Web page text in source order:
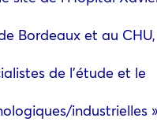
Bordeaux et au
de l’étude et le
industrielles